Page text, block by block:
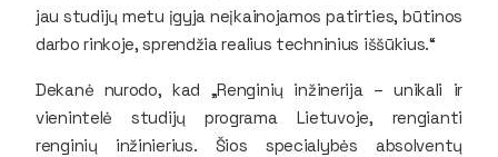
jau studijų metu įgyja neįkainojamos patirties, būtinos
darbo rinkoje, sprendžia realius techninius iššūkius.“
Dekanė nurodo, kad „Renginių inžinerija – unikali ir
vienintelė studijų programa Lietuvoje, rengianti
renginių inžinierius. Šios specialybės absolventų